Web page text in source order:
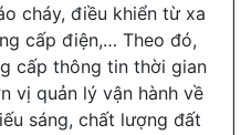
cháy, điều khiển từ xa
cấp điện,… Theo đó,
cấp thông tin thời gian
vị quản lý vận hành về
sáng, chất lượng đất